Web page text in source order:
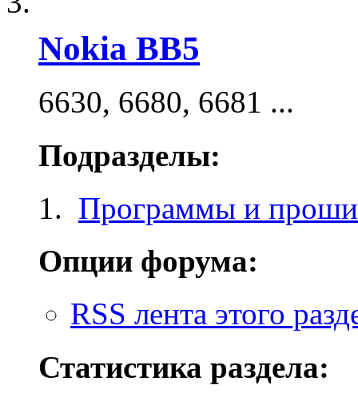
Nokia BB5
6630, 6680, 6681 ...
Подразделы:
Программы и
Опции форума:
RSS лента этого
Статистика раздела: